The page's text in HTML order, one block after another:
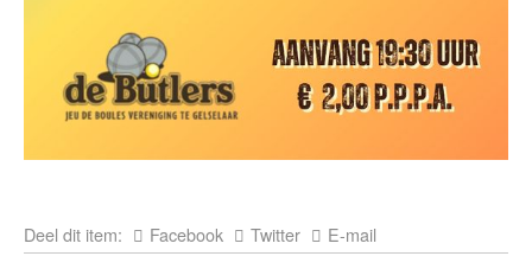
Deel dit item: Facebook Twitter
E-mail